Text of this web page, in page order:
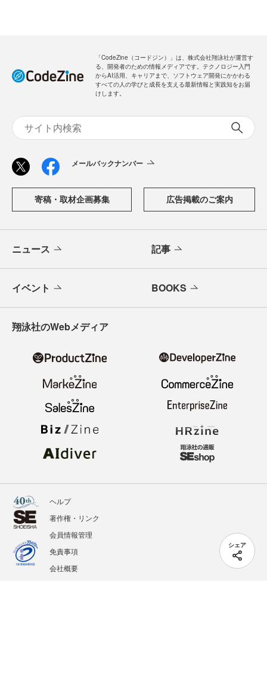
シェア
「CodeZine（コードジン）」は、株式会社翔泳社が運営す
る、開発者のための情報メディアです。テクノロジー入門
からAI活用、キャリアまで、ソフトウェア開発にかかわる
すべての人の学びと成長を支える最新情報と実践知をお届
けします。
メールバックナンバー
寄稿・取材企画募集 広告掲載のご案内
ニュース 記事
イベント BOOKS
翔泳社のWebメディア
ヘルプ
著作権・リンク
会員情報管理
免責事項
会社概要